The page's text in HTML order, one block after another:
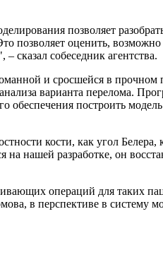
позволяет
позволяет оценить,
сказал собеседник агентства.
и сросшейся в прочном
варианта перелома.
построить
кости, как угол
нашей разработке, он
операций для таких
в перспективе в систему